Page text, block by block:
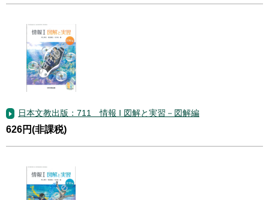
日本文教出版：711 情報 I 図解と実習－図解編
626円(非課税)